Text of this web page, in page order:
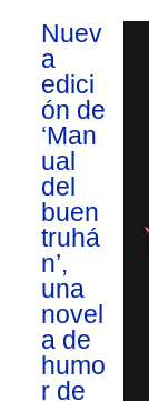
Nuev
a
edici
ón de
‘Man
ual
del
buen
truhá
n’,
una
novel
a de
humo
r de